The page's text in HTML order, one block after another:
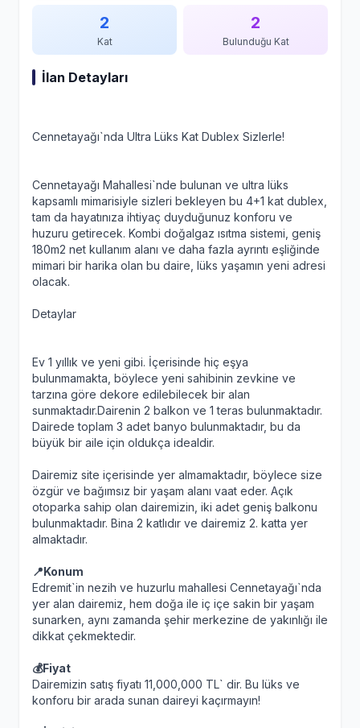
2
Kat
2
Bulunduğu Kat
İlan Detayları
Cennetayağı`nda Ultra Lüks Kat Dublex Sizlerle!
Cennetayağı Mahallesi`nde bulunan ve ultra lüks
kapsamlı mimarisiyle sizleri bekleyen bu 4+1 kat dublex,
tam da hayatınıza ihtiyaç duyduğunuz konforu ve
huzuru getirecek. Kombi doğalgaz ısıtma sistemi, geniş
180m2 net kullanım alanı ve daha fazla ayrıntı eşliğinde
mimari bir harika olan bu daire, lüks yaşamın yeni adresi
olacak.
Detaylar
Ev 1 yıllık ve yeni gibi. İçerisinde hiç eşya
bulunmamakta, böylece yeni sahibinin zevkine ve
tarzına göre dekore edilebilecek bir alan
sunmaktadır.Dairenin 2 balkon ve 1 teras bulunmaktadır.
Dairede toplam 3 adet banyo bulunmaktadır, bu da
büyük bir aile için oldukça idealdir.
Dairemiz site içerisinde yer almamaktadır, böylece size
özgür ve bağımsız bir yaşam alanı vaat eder. Açık
otoparka sahip olan dairemizin, iki adet geniş balkonu
bulunmaktadır. Bina 2 katlıdır ve dairemiz 2. katta yer
almaktadır.
📍Konum
Edremit`in nezih ve huzurlu mahallesi Cennetayağı`nda
yer alan dairemiz, hem doğa ile iç içe sakin bir yaşam
sunarken, aynı zamanda şehir merkezine de yakınlığı ile
dikkat çekmektedir.
💰Fiyat
Dairemizin satış fiyatı 11,000,000 TL` dir. Bu lüks ve
konforu bir arada sunan daireyi kaçırmayın!